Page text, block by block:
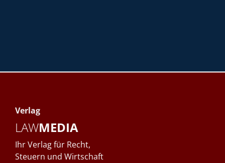
Verlag
LAWMEDIA
Ihr Verlag für Recht,
Steuern und Wirtschaft